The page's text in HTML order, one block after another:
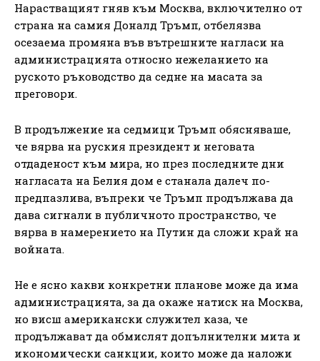
Нарастващият гняв към Москва, включително от
страна на самия Доналд Тръмп, отбелязва
осезаема промяна във вътрешните нагласи на
администрацията относно нежеланието на
руското ръководство да седне на масата за
преговори.
В продължение на седмици Тръмп обясняваше,
че вярва на руския президент и неговата
отдаденост към мира, но през последните дни
нагласата на Белия дом е станала далеч по-
предпазлива, въпреки че Тръмп продължава да
дава сигнали в публичното пространство, че
вярва в намерението на Путин да сложи край на
войната.
Не е ясно какви конкретни планове може да има
администрацията, за да окаже натиск на Москва,
но висш американски служител каза, че
продължават да обмислят допълнителни мита и
икономически санкции, които може да наложи